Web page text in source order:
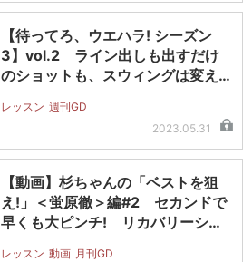
【待ってろ、ウエハラ! シーズン
3】vol.2 ライン出しも出すだけ
のショットも、スウィングは変え
レッスン 週刊GD
2023.05.31
【動画】杉ちゃんの「ベストを狙
え!」＜蛍原徹＞編#2 セカンドで
早くも大ピンチ! リカバリーショ
レッスン 動画 月刊GD